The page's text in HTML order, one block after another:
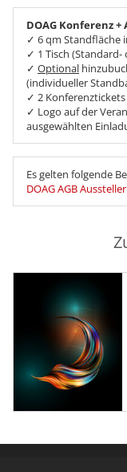
DOAG Konferenz +
✓ 6 qm Standfläche
✓ 1 Tisch
✓ Optional
(individueller
✓ 2 Konferenztickets
✓ Logo auf der
ausgewählten
Es gelten folgende
DOAG AGB